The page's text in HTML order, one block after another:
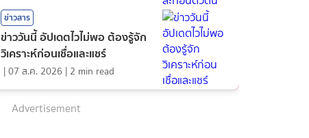
ข่าวสาร
ข่าววันนี้ อัปเดตไวไม่พอ ต้องรู้จัก
วิเคราะห์ก่อนเชื่อและแชร์
|07 ส.ค. 2026 | 2 min read
Advertisement